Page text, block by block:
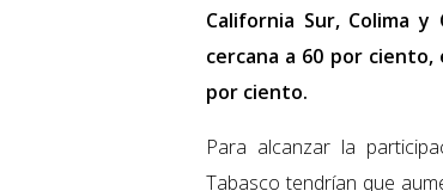
California Sur, Colima
cercana a 60 por
por ciento.
Para alcanzar la
Tabasco tendrían que